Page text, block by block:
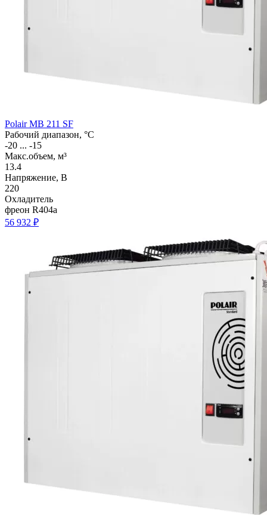
Polair MB 211 SF
Рабочий диапазон, °C
-20 ... -15
Макс.объем, м³
13.4
Напряжение, В
220
Охладитель
фреон R404a
56 932 ₽